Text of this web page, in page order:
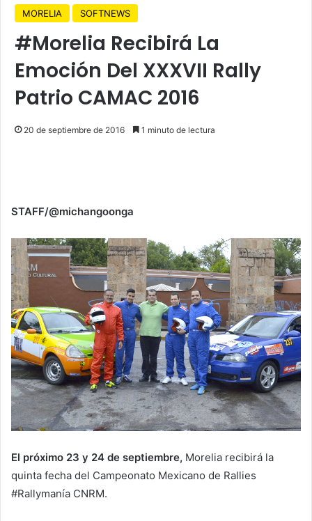
MORELIA SOFTNEWS
#Morelia Recibirá La
Emoción Del XXXVII Rally
Patrio CAMAC 2016
20 de septiembre de 2016 1 minuto de lectura
STAFF/@michangoonga
El próximo 23 y 24 de septiembre, Morelia recibirá la
quinta fecha del Campeonato Mexicano de Rallies
#Rallymanía CNRM.